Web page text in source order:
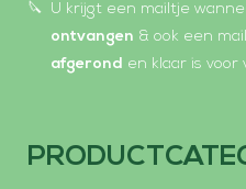
U krijgt een mailtje
ontvangen & ook een
afgerond en klaar is voor